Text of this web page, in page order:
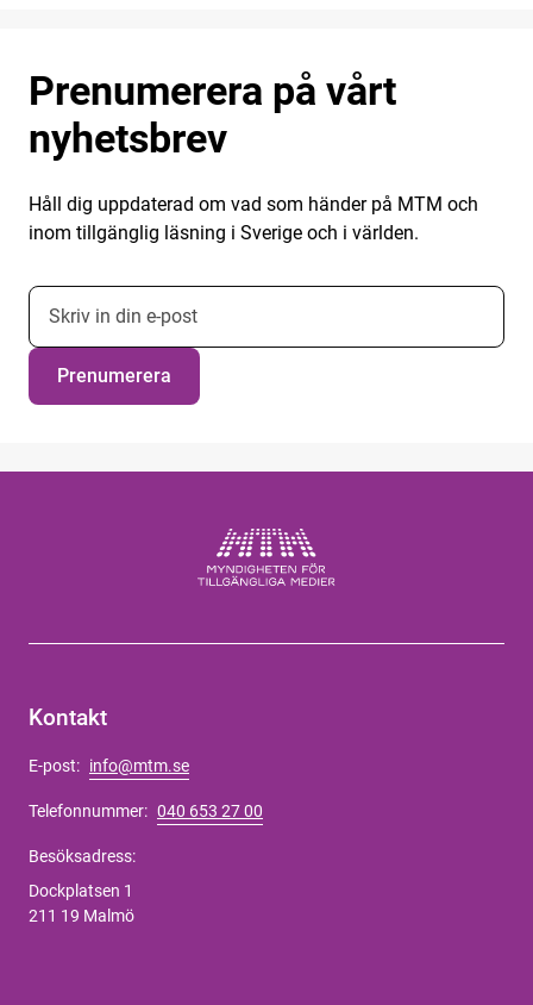
Prenumerera på vårt
nyhetsbrev
Håll dig uppdaterad om vad som händer på MTM och
inom tillgänglig läsning i Sverige och i världen.
E-postadress nyhetsbrevsprenumeration
Prenumerera
Kontakt
E-post: info@mtm.se
Telefonnummer: 040 653 27 00
Besöksadress:
Dockplatsen 1
211 19 Malmö